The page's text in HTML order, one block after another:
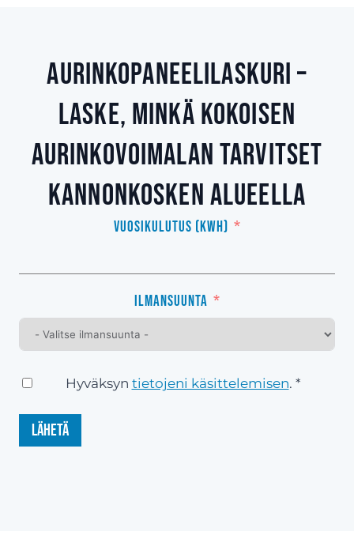
Aurinkopaneelilaskuri –
laske, minkä kokoisen
aurinkovoimalan tarvitset
Kannonkosken alueella
Vuosikulutus (kWh)
Ilmansuunta
Hyväksyn tietojeni käsittelemisen. *
Lähetä